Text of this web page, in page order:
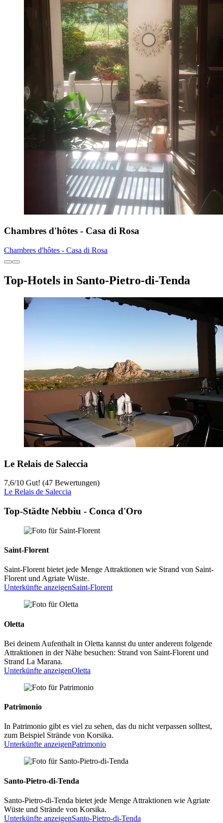
Chambres d'hôtes - Casa di Rosa
Chambres d'hôtes - Casa di Rosa
Top-Hotels in Santo-Pietro-di-Tenda
Le Relais de Saleccia
7,6/10 Gut! (47 Bewertungen)
Le Relais de Saleccia
Top-Städte Nebbiu - Conca d'Oro
Saint-Florent
Saint-Florent bietet jede Menge Attraktionen wie Strand von Saint-
Florent und Agriate Wüste.
Unterkünfte anzeigenSaint-Florent
Oletta
Bei deinem Aufenthalt in Oletta kannst du unter anderem folgende
Attraktionen in der Nähe besuchen: Strand von Saint-Florent und
Strand La Marana.
Unterkünfte anzeigenOletta
Patrimonio
In Patrimonio gibt es viel zu sehen, das du nicht verpassen solltest,
zum Beispiel Strände von Korsika.
Unterkünfte anzeigenPatrimonio
Santo-Pietro-di-Tenda
Santo-Pietro-di-Tenda bietet jede Menge Attraktionen wie Agriate
Wüste und Strände von Korsika.
Unterkünfte anzeigenSanto-Pietro-di-Tenda